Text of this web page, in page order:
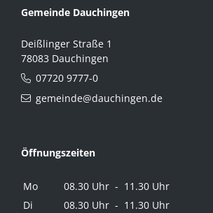
Gemeinde Dauchingen
Deißlinger Straße 1
78083 Dauchingen
07720 9777-0
gemeinde@dauchingen.de
Öffnungszeiten
Mo
08.30 Uhr - 11.30 Uhr
Di
08.30 Uhr - 11.30 Uhr